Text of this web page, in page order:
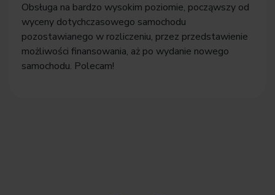
Obsługa na bardzo wysokim poziomie, począwszy od
wyceny dotychczasowego samochodu
pozostawianego w rozliczeniu, przez przedstawienie
możliwości finansowania, aż po wydanie nowego
samochodu. Polecam!